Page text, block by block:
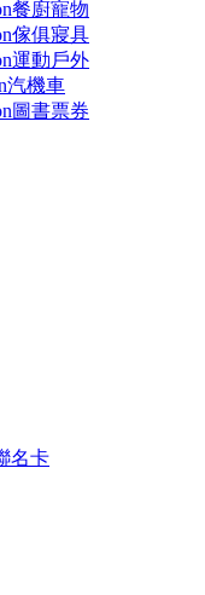
餐廚寵物
傢俱寢具
運動戶外
汽機車
圖書票券
名卡